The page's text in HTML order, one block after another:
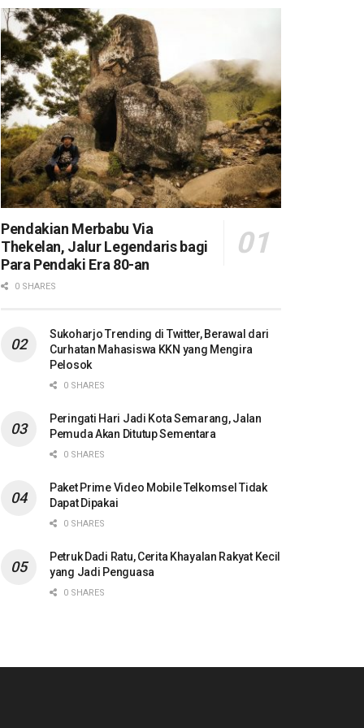
Pendakian Merbabu Via
Thekelan, Jalur Legendaris bagi
Para Pendaki Era 80-an
0 SHARES
Sukoharjo Trending di Twitter, Berawal dari
Curhatan Mahasiswa KKN yang Mengira
Pelosok
0 SHARES
Peringati Hari Jadi Kota Semarang, Jalan
Pemuda Akan Ditutup Sementara
0 SHARES
Paket Prime Video Mobile Telkomsel Tidak
Dapat Dipakai
0 SHARES
Petruk Dadi Ratu, Cerita Khayalan Rakyat Kecil
yang Jadi Penguasa
0 SHARES